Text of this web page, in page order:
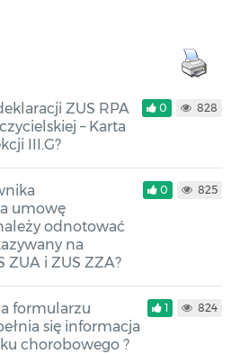
ZUS RPA
– Karta
III.G?
0 828
umowę
odnotować
na
ZUA i ZUS ZZA?
0 825
formularzu
się informacja
chorobowego ?
1 824